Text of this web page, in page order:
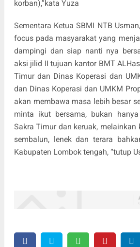
korban),”kata Yuza
Sementara Ketua SBMI NTB
focus pada masyarakat yang
dampingi dan siap nanti nya
aksi jilid II tujuan kantor BMT
Timur dan Dinas Koperasi dan
dan Dinas Koperasi dan UMKM
akan membawa masa lebih besar
minta ikut bersama, bukan
Sakra Timur dan keruak, melainkan
sembalun, lenek dan terara
Kabupaten Lombok tengah, “tutup